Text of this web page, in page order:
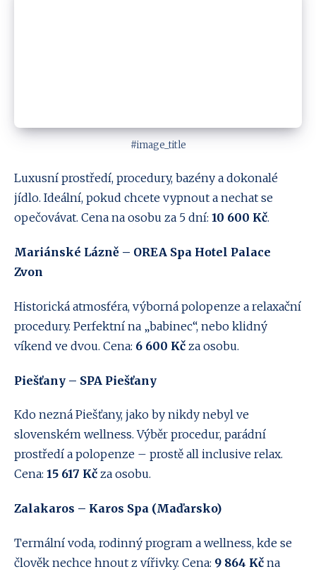
#image_title
Luxusní prostředí, procedury, bazény a dokonalé
jídlo. Ideální, pokud chcete vypnout a nechat se
opečovávat. Cena na osobu za 5 dní: 10 600 Kč.
Mariánské Lázně – OREA Spa Hotel Palace
Zvon
Historická atmosféra, výborná polopenze a relaxační
procedury. Perfektní na „babinec“, nebo klidný
víkend ve dvou. Cena: 6 600 Kč za osobu.
Piešťany – SPA Piešťany
Kdo nezná Piešťany, jako by nikdy nebyl ve
slovenském wellness. Výběr procedur, parádní
prostředí a polopenze – prostě all inclusive relax.
Cena: 15 617 Kč za osobu.
Zalakaros – Karos Spa (Maďarsko)
Termální voda, rodinný program a wellness, kde se
člověk nechce hnout z vířivky. Cena: 9 864 Kč na